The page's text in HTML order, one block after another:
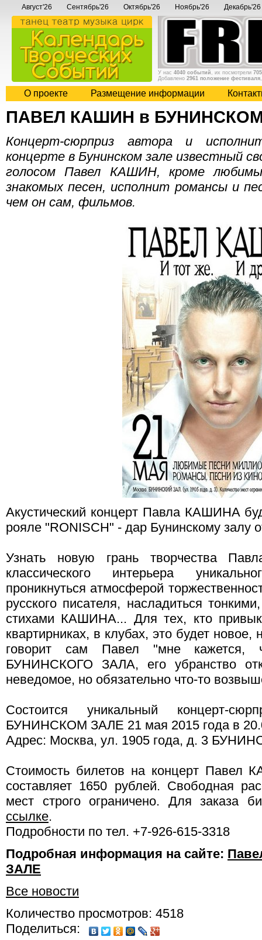
Август'26 Сентябрь'26 Октябрь'26 Ноябрь'26 Декабрь'26
У нас 4040 событий , их посмотрели
Добавлено 2961 положение фестиваля
О проекте Размещение информации
ПАВЕЛ КАШИН в
Концерт-сюрприз автора и
концерте в Бунинском зале известный
голосом Павел КАШИН, кроме
знакомых песен, исполнит романсы и
чем он сам, фильмов.
Акустический концерт Павла КАШИНА
рояле "RONISCH" - дар Бунинскому залу
Узнать новую грань творчества
классического интерьера
проникнуться атмосферой
русского писателя, насладиться
стихами КАШИНА... Для тех, кто
квартирниках, в клубах, это будет
говорит сам Павел "мне кажется,
БУНИНСКОГО ЗАЛА, его убранство
неведомое, но обязательно что-то
Состоится уникальный концерт-
БУНИНСКОМ ЗАЛЕ 21 мая 2015 года в
Адрес: Москва, ул. 1905 года, д. 3
Стоимость билетов на концерт
составляет 1650 рублей. Свободная
мест строго ограничено. Для заказа
ссылке.
Подробности по тел. +7-926-615-3318
Подробная информация на сайте:
ЗАЛЕ
Все новости
Количество просмотров: 4518
Поделиться: